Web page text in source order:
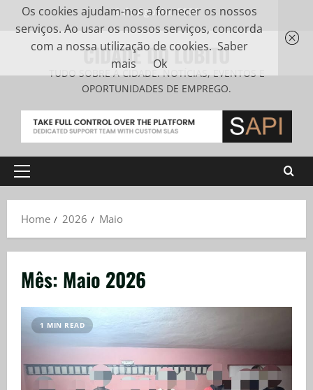
6 de Agosto, 2026
CIDADE DO LOBITO
TUDO SOBRE A CIDADE. NOTÍCIAS, EVENTOS E
OPORTUNIDADES DE EMPREGO.
Home 2026 Maio
Mês: Maio 2026
1 MIN READ
Os cookies ajudam-nos a fornecer os nossos
serviços. Ao usar os nossos serviços, concorda
com a nossa utilização de cookies. Saber
mais
Ok